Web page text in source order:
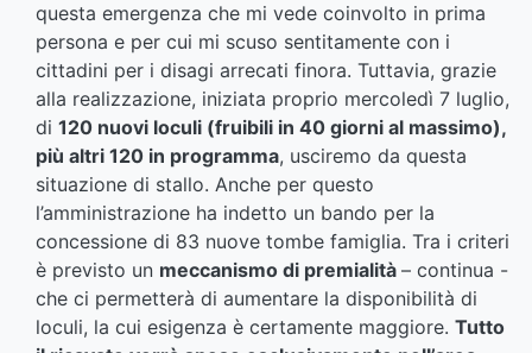
questa emergenza che mi vede coinvolto in prima
persona e per cui mi scuso sentitamente con i
cittadini per i disagi arrecati finora. Tuttavia, grazie
alla realizzazione, iniziata proprio mercoledì 7 luglio,
di 120 nuovi loculi (fruibili in 40 giorni al massimo),
più altri 120 in programma, usciremo da questa
situazione di stallo. Anche per questo
l’amministrazione ha indetto un bando per la
concessione di 83 nuove tombe famiglia. Tra i criteri
è previsto un meccanismo di premialità – continua -
che ci permetterà di aumentare la disponibilità di
loculi, la cui esigenza è certamente maggiore. Tutto